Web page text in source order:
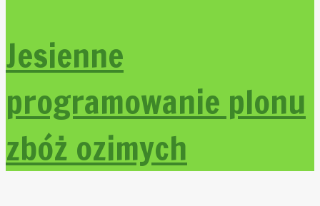
Jesienne
programowanie plonu
zbóż ozimych